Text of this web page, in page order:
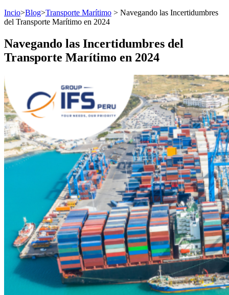
Incio>Blog>Transporte Marítimo > Navegando las Incertidumbres
del Transporte Marítimo en 2024
Navegando las Incertidumbres del
Transporte Marítimo en 2024